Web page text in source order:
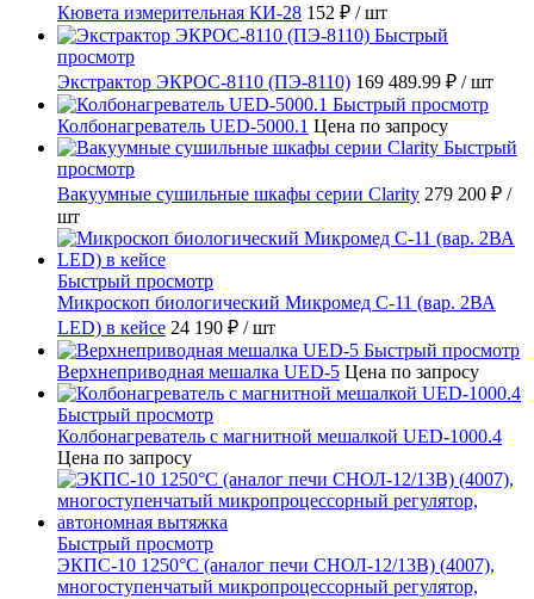
Кювета измерительная КИ-28 152 ₽ / шт
Быстрый
просмотр
Экстрактор ЭКРОС-8110 (ПЭ-8110) 169 489.99 ₽ / шт
Быстрый просмотр
Колбонагреватель UED-5000.1 Цена по запросу
Быстрый
просмотр
Вакуумные сушильные шкафы серии Clarity 279 200 ₽ /
шт
Быстрый просмотр
Микроскоп биологический Микромед С-11 (вар. 2ВА
LED) в кейсе 24 190 ₽ / шт
Быстрый просмотр
Верхнеприводная мешалка UED-5 Цена по запросу
Быстрый просмотр
Колбонагреватель с магнитной мешалкой UED-1000.4
Цена по запросу
Быстрый просмотр
ЭКПС-10 1250°С (аналог печи СНОЛ-12/13В) (4007),
многоступенчатый микропроцессорный регулятор,